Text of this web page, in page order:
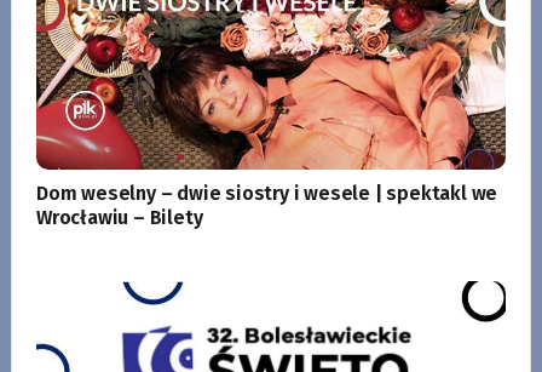
Dom weselny – dwie siostry i wesele | spektakl we
Wrocławiu – Bilety